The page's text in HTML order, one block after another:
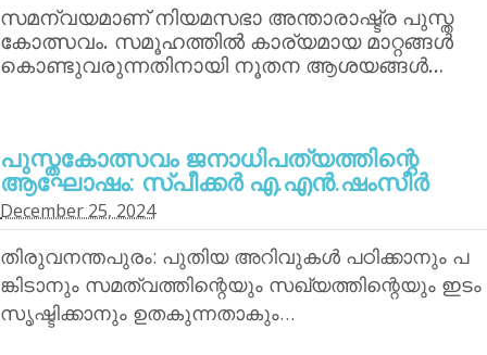
സമന്വയമാണ് നിയമസഭാ അന്താരാഷ്ട്ര പുസ്ത
കോത്സവം. സമൂഹത്തില്‍ കാര്യമായ മാറ്റങ്ങള്‍
കൊണ്ടുവരുന്നതിനായി നൂതന ആശയങ്ങള്‍…
പുസ്തകോത്സവം ജനാധിപത്യത്തിന്റെ
ആഘോഷം: സ്പീക്കര്‍ എ.എന്‍.ഷംസീര്‍
December 25, 2024
തിരുവനന്തപുരം: പുതിയ അറിവുകള്‍ പഠിക്കാനും പ
ങ്കിടാനും സമത്വത്തിന്റെയും സഖ്യത്തിന്റെയും ഇടം
സൃഷ്ടിക്കാനും ഉതകുന്നതാകും…